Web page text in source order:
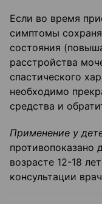
Если во время
симптомы
состояния
расстройства
спастического
необходимо
средства и
Применение у
противопоказано
возрасте 12-18
консультации